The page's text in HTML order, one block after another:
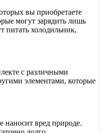
вы приобретаете
могут зарядить лишь
питать холодильник,
с различными
элементами, которые
наносит вред природе.